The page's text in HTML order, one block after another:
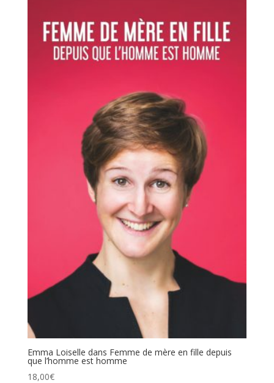
Emma Loiselle dans Femme de mère en fille depuis
que l’homme est homme
18,00€